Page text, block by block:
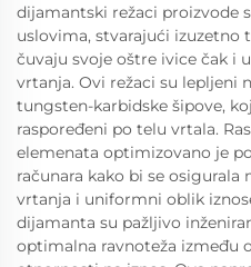
dijamantski režaci proizvode
uslovima, stvarajući izuzetno
čuvaju svoje oštre ivice čak i
vrtanja. Ovi režaci su lepljeni
tungsten-karbidske šipove,
raspoređeni po telu vrtala.
elemenata optimizovano je
računara kako bi se osigurala
vrtanja i uniformni oblik
dijamanta su pažljivo
optimalna ravnoteža između